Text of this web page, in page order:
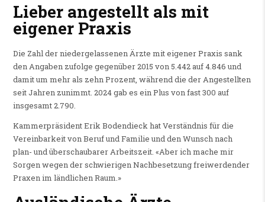
Lieber angestellt als mit
eigener Praxis
Die Zahl der niedergelassenen Ärzte mit eigener Praxis sank
den Angaben zufolge gegenüber 2015 von 5.442 auf 4.846 und
damit um mehr als zehn Prozent, während die der Angestellten
seit Jahren zunimmt. 2024 gab es ein Plus von fast 300 auf
insgesamt 2.790.
Kammerpräsident Erik Bodendieck hat Verständnis für die
Vereinbarkeit von Beruf und Familie und den Wunsch nach
plan- und überschaubarer Arbeitszeit. «Aber ich mache mir
Sorgen wegen der schwierigen Nachbesetzung freiwerdender
Praxen im ländlichen Raum.»